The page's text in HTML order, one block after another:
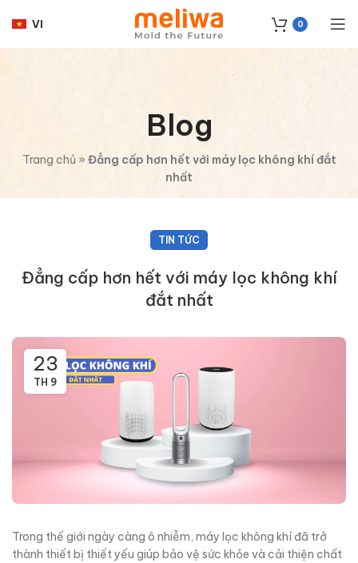
VI 0
Blog
Trang chủ» Đẳng cấp hơn hết với máy lọc không khí đắt
nhất
TIN TỨC
Đẳng cấp hơn hết với máy lọc không khí
đắt nhất
23
TH 9
Trong thế giới ngày càng ô nhiễm, máy lọc không khí đã trở
thành thiết bị thiết yếu giúp bảo vệ sức khỏe và cải thiện chất